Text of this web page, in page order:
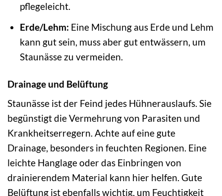
pflegeleicht.
Erde/Lehm: Eine Mischung aus Erde und Lehm
kann gut sein, muss aber gut entwässern, um
Staunässe zu vermeiden.
Drainage und Belüftung
Staunässe ist der Feind jedes Hühnerauslaufs. Sie
begünstigt die Vermehrung von Parasiten und
Krankheitserregern. Achte auf eine gute
Drainage, besonders in feuchten Regionen. Eine
leichte Hanglage oder das Einbringen von
drainierendem Material kann hier helfen. Gute
Belüftung ist ebenfalls wichtig, um Feuchtigkeit